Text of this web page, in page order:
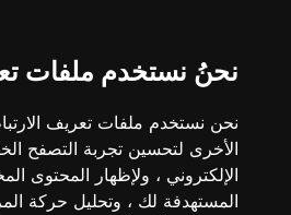
نحنُ نستخدم ملفات
نحن نستخدم ملفات تعريف
الأخرى لتحسين تجربة التصفح
الإلكتروني ، ولإظهار المحتوى
المستهدفة لك ، وتحليل حركة